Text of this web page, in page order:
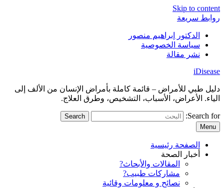
Skip to content
روابط سريعة
الدكتور إبراهيم منصور
سياسة الخصوصية
نشر مقالة
iDisease
دليل طبي للأمراض – قائمة كاملة بأمراض الإنسان من الألف إلى
الياء. الأعراض، الأسباب، التشخيص، وطرق العلاج.
Search for:
Menu
الصفحة رئيسية
أخبار الصحة
المقالات والأبحاث?
مشاركات طبيب?
نصائح و معلومات وقائية